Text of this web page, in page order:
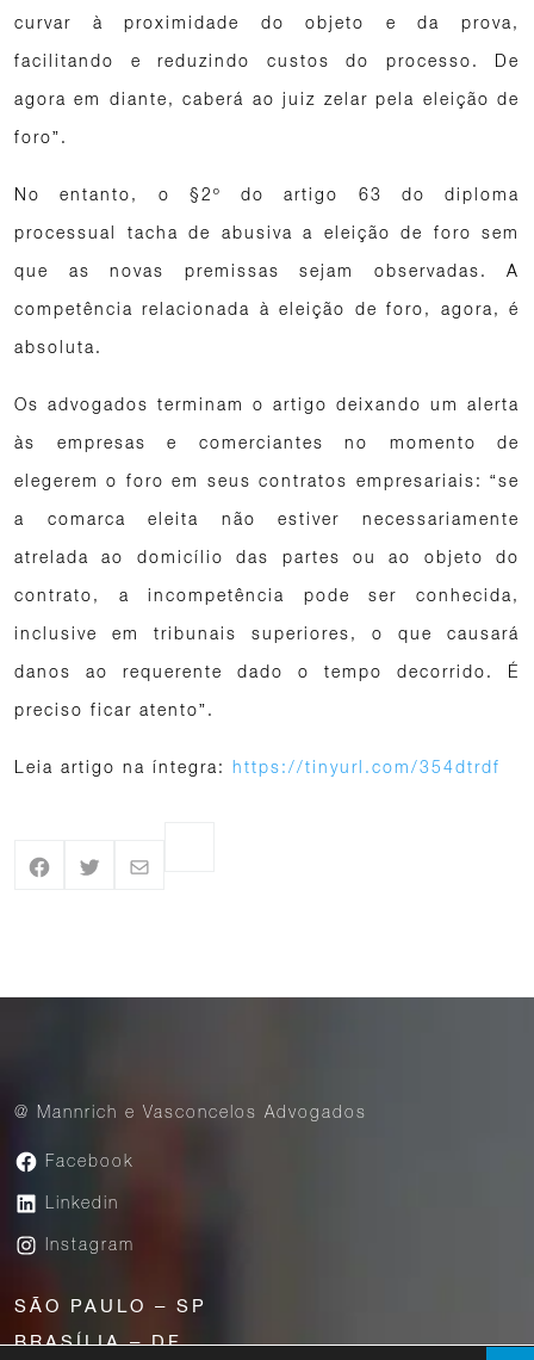
curvar à proximidade do objeto e da prova,
facilitando e reduzindo custos do processo. De
agora em diante, caberá ao juiz zelar pela eleição de
foro”.
No entanto, o §2º do artigo 63 do diploma
processual tacha de abusiva a eleição de foro sem
que as novas premissas sejam observadas. A
competência relacionada à eleição de foro, agora, é
absoluta.
Os advogados terminam o artigo deixando um alerta
às empresas e comerciantes no momento de
elegerem o foro em seus contratos empresariais: “se
a comarca eleita não estiver necessariamente
atrelada ao domicílio das partes ou ao objeto do
contrato, a incompetência pode ser conhecida,
inclusive em tribunais superiores, o que causará
danos ao requerente dado o tempo decorrido. É
preciso ficar atento”.
Leia artigo na íntegra: https://tinyurl.com/354dtrdf
@ Mannrich e Vasconcelos Advogados
Facebook
Linkedin
Instagram
SÃO PAULO – SP
BRASÍLIA – DF